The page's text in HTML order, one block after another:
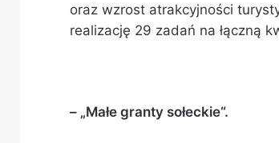
oraz wzrost atrakcyjności
realizację 29 zadań na łączną
– „Małe granty sołeckie“.